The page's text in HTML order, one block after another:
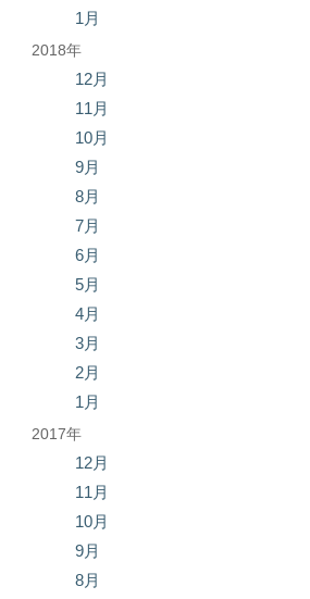
1月
2018年
12月
11月
10月
9月
8月
7月
6月
5月
4月
3月
2月
1月
2017年
12月
11月
10月
9月
8月